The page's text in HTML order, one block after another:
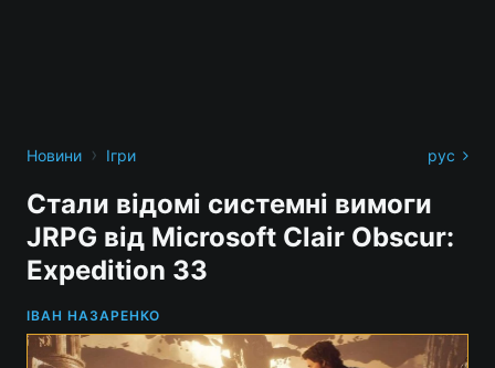
Новини › Ігри рус
Стали відомі системні вимоги
JRPG від Microsoft Clair Obscur:
Expedition 33
ІВАН НАЗАРЕНКО